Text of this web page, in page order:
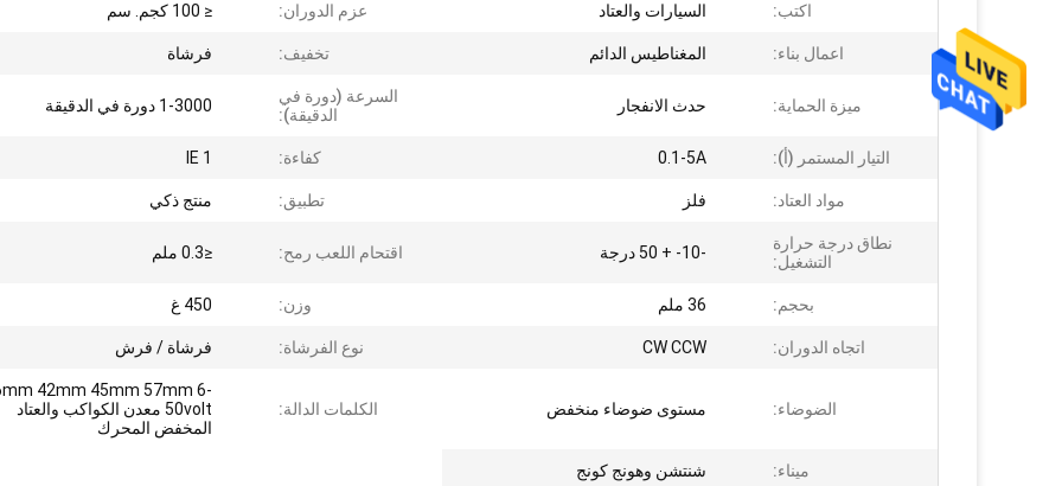
اكتب: السيارات والعتاد عزم الدوران: ≤ 100 كجم. سم
اعمال بناء: المغناطيس الدائم تخفيف: فرشاة
ميزة الحماية: حدث الانفجار
السرعة (دورة في
الدقيقة):
1-3000 دورة في الدقيقة
التيار المستمر (أ): 0.1-5A كفاءة: IE 1
مواد العتاد: فلز تطبيق: منتج ذكي
نطاق درجة حرارة
التشغيل:
-10- + 50 درجة اقتحام اللعب رمح: ≤0.3 ملم
بحجم: 36 ملم وزن: 450 غ
اتجاه الدوران: CW CCW نوع الفرشاة: فرشاة / فرش
الضوضاء: مستوى ضوضاء منخفض الكلمات الدالة:
42mm 45mm 57mm 6-
50volt معدن الكواكب والعتاد
المخفض المحرك
ميناء: شنتشن وهونج كونج